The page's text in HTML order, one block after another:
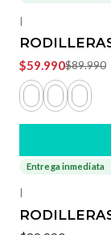
|
$59.990$89.990
Entrega inmediata
|